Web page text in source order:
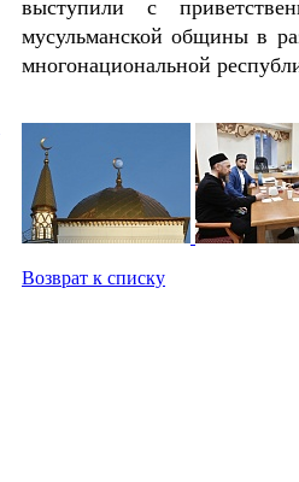
выступили с
мусульманской общины в
многонациональной
Возврат к списку